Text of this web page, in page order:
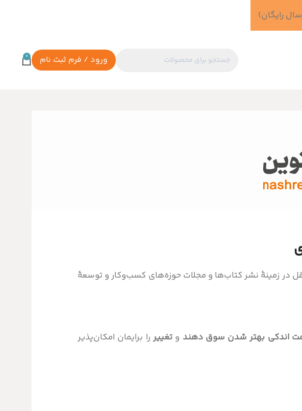
ورود / فرم ثبت نام 0
فعالیت خود را به عنوان ناشری مستقل در زمینۀ نشر کتاب‌ها و مجلات حوزه‌های کسب‌وکار و توسعۀ
اندکی بهتر شدن سوق دهند وتغییر را برایمان امکان‌پذیر